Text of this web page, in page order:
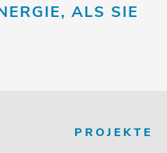
ALS SIE
PROJEKTE